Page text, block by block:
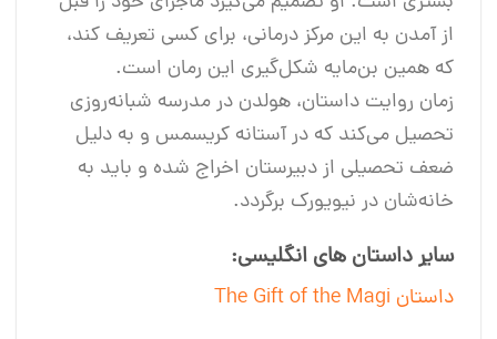
از آمدن به این مرکز درمانی، برای کسی تعریف کند،
که همین بن‌مایه شکل‌گیری این رمان است.
زمان روایت داستان، هولدن در مدرسه شبانه‌روزی
تحصیل می‌کند که در آستانه کریسمس و به دلیل
ضعف تحصیلی از دبیرستان اخراج شده و باید به
خانه‌شان در نیویورک برگردد.
سایر داستان های انگلیسی:
داستان The Gift of the Magi